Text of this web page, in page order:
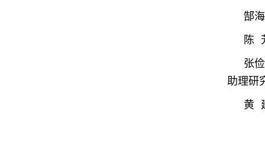
郜
陈
张
助理研
黄